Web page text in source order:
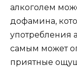
алкоголем
дофамина,
употребления
самым может
приятные